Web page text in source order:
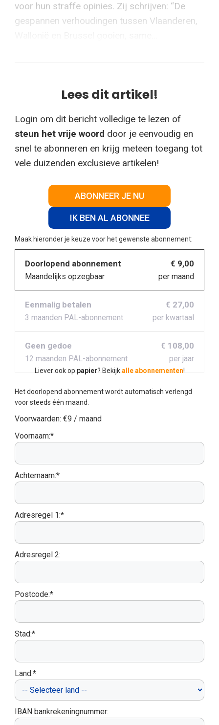
voor hun straffe opinies. Zij schrijven: “De
gespannen verhoudingen tussen Vlaanderen,
Lees dit artikel!
Login om dit bericht volledige te lezen of
steun het vrije woord door je eenvoudig en
snel te abonneren en krijg meteen toegang tot
vele duizenden exclusieve artikelen!
ABONNEER JE NU
IK BEN AL ABONNEE
Maak hieronder je keuze voor het gewenste abonnement:
Doorlopend abonnement
Maandelijks opzegbaar
€ 9,00
per maand
Eenmalig betalen
3 maanden PAL-abonnement
€ 27,00
per kwartaal
Geen gedoe
12 maanden PAL-abonnement
€ 108,00
per jaar
Liever ook op papier? Bekijkalle abonnementen!
Het doorlopend abonnement wordt automatisch verlengd
voor steeds één maand.
Voorwaarden: €9 / maand
Voornaam:*
Achternaam:*
Adresregel 1:*
Adresregel 2:
Postcode:*
Stad:*
Land:*
IBAN bankrekeningnummer: